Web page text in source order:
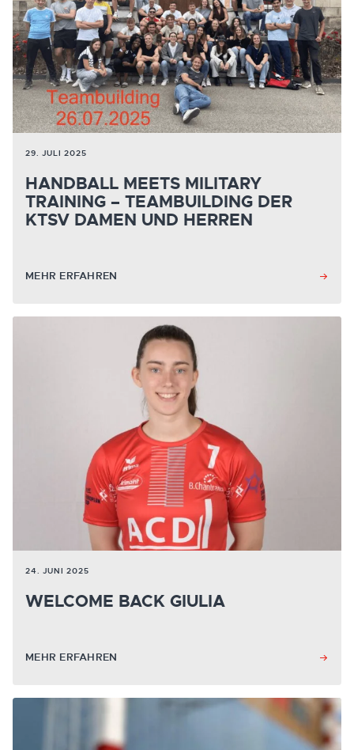
29. JULI 2025
HANDBALL MEETS MILITARY
TRAINING – TEAMBUILDING DER
KTSV DAMEN UND HERREN
MEHR ERFAHREN
24. JUNI 2025
WELCOME BACK GIULIA
MEHR ERFAHREN